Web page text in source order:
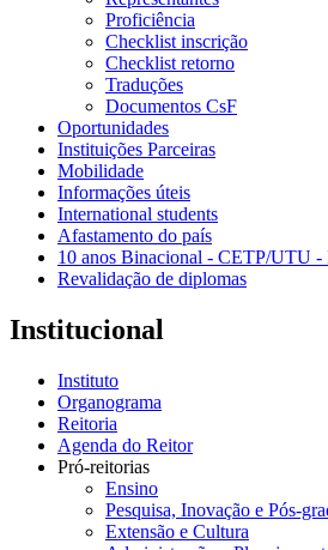
Proficiência
Checklist inscrição
Checklist retorno
Traduções
Documentos CsF
Oportunidades
Instituições Parceiras
Mobilidade
Informações úteis
International students
Afastamento do país
10 anos Binacional - CETP/UTU -
Revalidação de diplomas
Institucional
Instituto
Organograma
Reitoria
Agenda do Reitor
Pró-reitorias
Ensino
Pesquisa, Inovação e Pós-
Extensão e Cultura